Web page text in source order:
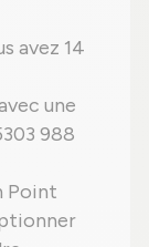
avez 14
une
988
Point